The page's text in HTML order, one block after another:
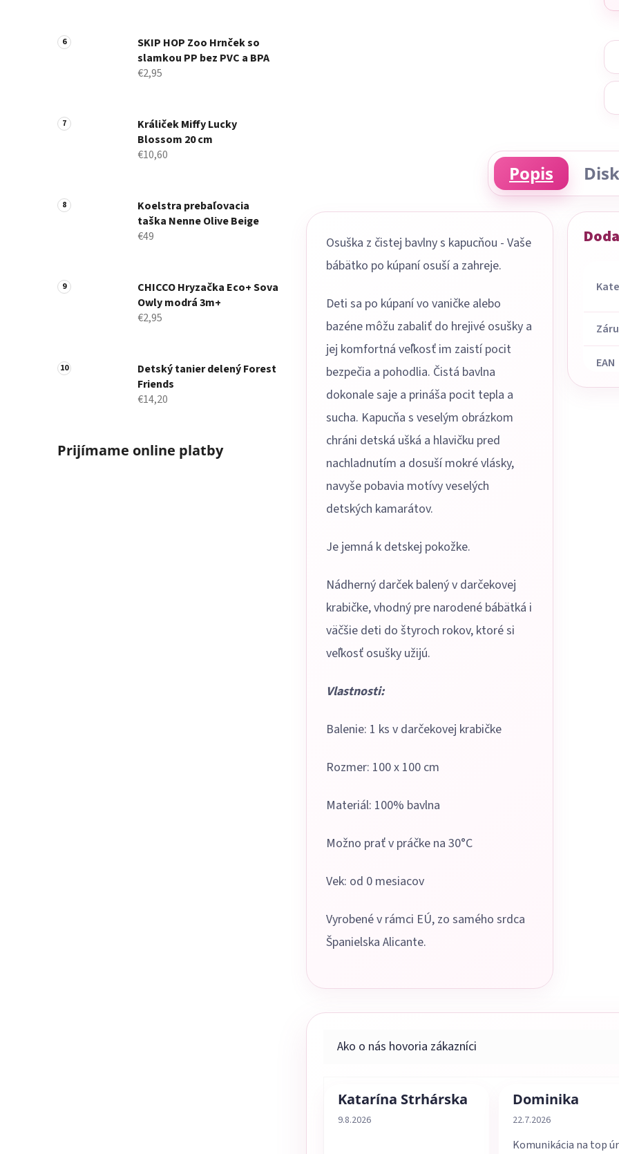
SKIP HOP Zoo Hrnček so
slamkou PP bez PVC a BPA
€2,95
Králiček Miffy Lucky
Blossom 20 cm
€10,60
Koelstra prebaľovacia
taška Nenne Olive Beige
€49
CHICCO Hryzačka Eco+ Sova
Owly modrá 3m+
€2,95
Detský tanier delený Forest
Friends
€14,20
Prijímame online platby
Popis
Osuška z čistej bavlny s kapucňou - Vaše
bábätko po kúpaní osuší a zahreje.
Deti sa po kúpaní vo vaničke alebo
bazéne môžu zabaliť do hrejivé osušky a
jej komfortná veľkosť im zaistí pocit
bezpečia a pohodlia. Čistá bavlna
dokonale saje a prináša pocit tepla a
sucha. Kapucňa s veselým obrázkom
chráni detská ušká a hlavičku pred
nachladnutím a dosuší mokré vlásky,
navyše pobavia motívy veselých
detských kamarátov.
Je jemná k detskej pokožke.
Nádherný darček balený v darčekovej
krabičke, vhodný pre narodené bábätká i
väčšie deti do štyroch rokov, ktoré si
veľkosť osušky užijú.
Vlastnosti:
Balenie: 1 ks v darčekovej krabičke
Rozmer: 100 x 100 cm
Materiál: 100% bavlna
Možno prať v práčke na 30°C
Vek: od 0 mesiacov
Vyrobené v rámci EÚ, zo samého srdca
Španielska Alicante.
EAN
Katarína Strhárska
Hodnotenie obchodu je 5 z 5 hviezdičiek.
9.8.2026
Dominika
Hodnotenie obchodu
22.7.2026
Komunikácia na top